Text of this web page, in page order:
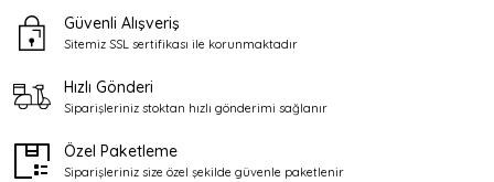
Güvenli Alışveriş
Sitemiz SSL sertifikası ile korunmaktadır
Hızlı Gönderi
Siparişleriniz stoktan hızlı gönderimi sağlanır
Özel Paketleme
Siparişleriniz size özel şekilde güvenle paketlenir